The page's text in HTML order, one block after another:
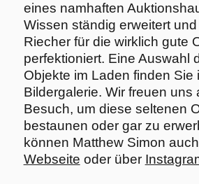
eines namhaften
Wissen ständig erweitert
Riecher für die wirklich gute
perfektioniert. Eine Auswahl
Objekte im Laden finden Sie
Bildergalerie. Wir freuen uns
Besuch, um diese seltenen
bestaunen oder gar zu
können Matthew Simon
Webseite oder über